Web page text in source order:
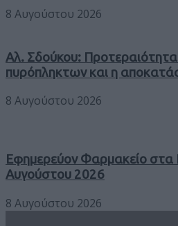
8 Αυγούστου 2026
Αλ. Σδούκου:
πυρόπληκτων και η
8 Αυγούστου 2026
Εφημερεύον Φαρμακείο
Αυγούστου 2026
8 Αυγούστου 2026